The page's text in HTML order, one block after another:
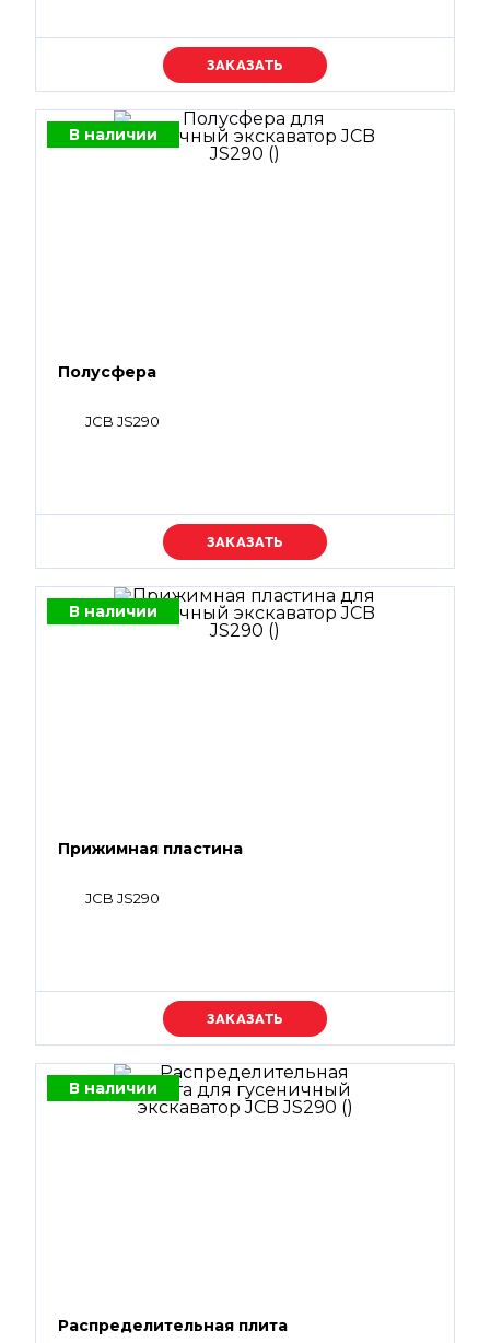
Уточняйте цену
В наличии
Полусфера
JCB JS290
Уточняйте цену
В наличии
Прижимная пластина
JCB JS290
Уточняйте цену
В наличии
Распределительная плита